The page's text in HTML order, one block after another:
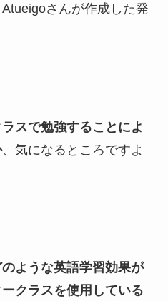
さんが作成した発
スで勉強することによ
、気になるところですよ
ような英語学習効果が
クラスを使用している